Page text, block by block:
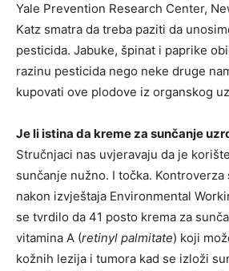
Yale Prevention Research Center,
Katz smatra da treba paziti da
pesticida. Jabuke, špinat i paprike
razinu pesticida nego neke druge
kupovati ove plodove iz organskog
Je li istina da kreme za sunčanje
Stručnjaci nas uvjeravaju da je
sunčanje nužno. I točka. Kontroverza
nakon izvještaja Environmental
se tvrdilo da 41 posto krema za
vitamina A (retinyl palmitate) koji
kožnih lezija i tumora kad se izloži